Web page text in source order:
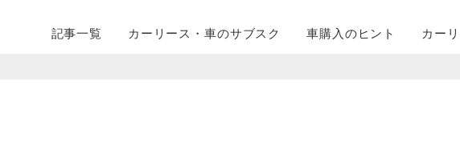
記事一覧 カーリース・車のサブスク 車購入の ヒント カー